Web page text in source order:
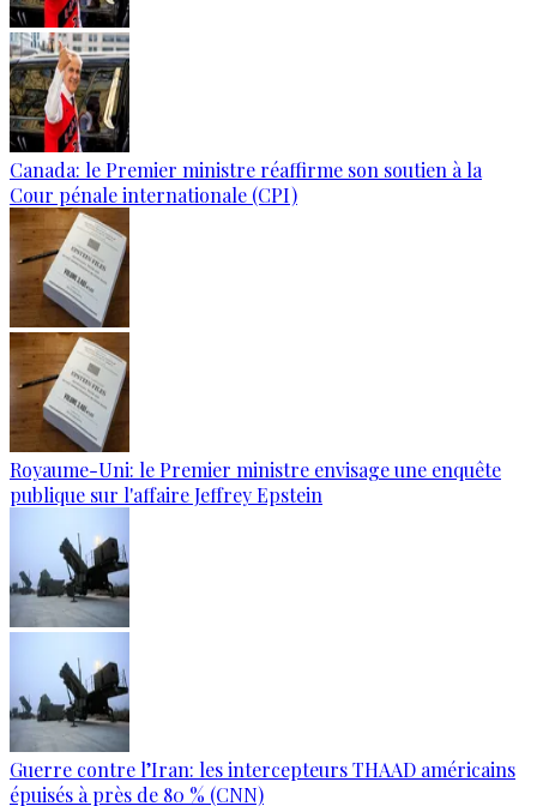
Canada: le Premier ministre réaffirme son soutien à la
Cour pénale internationale (CPI)
Royaume-Uni: le Premier ministre envisage une enquête
publique sur l'affaire Jeffrey Epstein
Guerre contre l’Iran: les intercepteurs THAAD américains
épuisés à près de 80 % (CNN)